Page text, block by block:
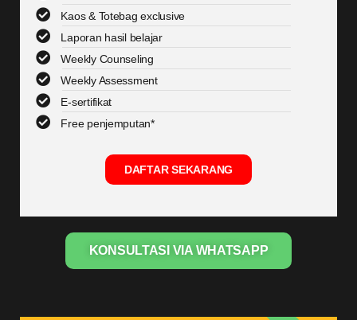
Kaos & Totebag exclusive
Laporan hasil belajar
Weekly Counseling
Weekly Assessment
E-sertifikat
Free penjemputan*
DAFTAR SEKARANG
KONSULTASI VIA WHATSAPP